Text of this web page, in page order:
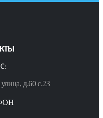
д.60 с.23